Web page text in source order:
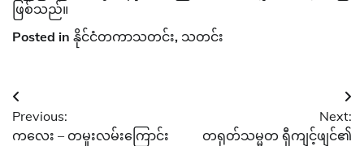
ဖြစ်သည်။
Posted in နိုင်ငံတကာသတင်း, သတင်း
Post
navigation
Previous:
ကလေး – တမူးလမ်းကြောင်း
Next:
တရုတ်သမ္မတ ရှီကျင့်ဖျင်၏